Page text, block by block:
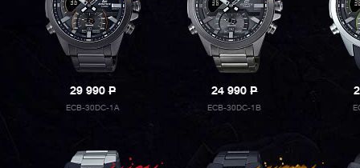
29 990P
ECB-30DC-1A
24 990P
ECB-30DC-1B